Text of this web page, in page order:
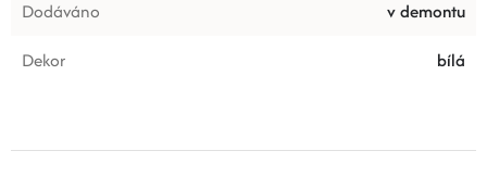
Dodáváno
v demontu
Dekor
bílá